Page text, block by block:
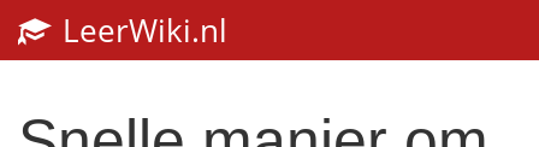
LeerWiki.nl